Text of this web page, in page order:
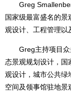
Greg
国家级最富盛名的
观设计、工程管理以
Greg主持项目众
态景观规划设计，
观设计，城市公共绿
空间及领事馆驻地景